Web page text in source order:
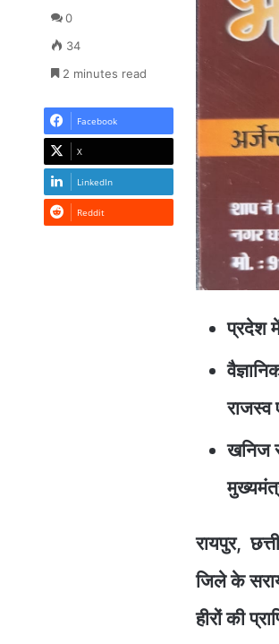
प्रदेश
राजस्व
खनिज
रायपुर,
जिले के
हीरों की
0
34
2 minutes read
Facebook
X
LinkedIn
Reddit